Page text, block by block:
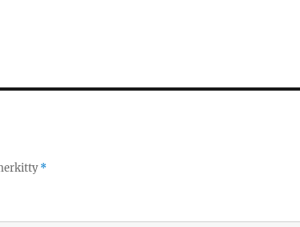
*